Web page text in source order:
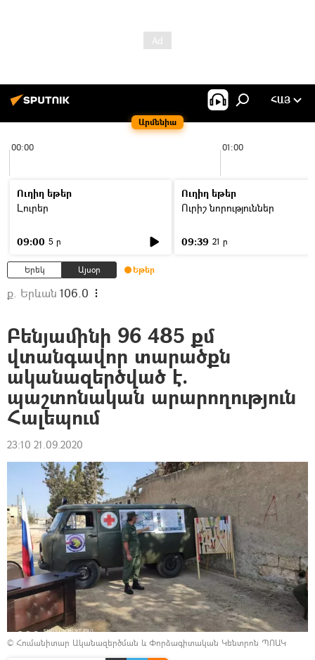
Արմենիա
ՀԱՅ
00:00 01:00
Ուղիղ եթեր
Լուրեր
09:00 5 ր
Ուղիղ եթեր
Ուրիշ նորություններ
09:39 21 ր
Երեկ Այսօր Եթեր
ք. Երևան 106.0
Բենյամինի 96 485 քմ
վտանգավոր տարածքն
ականազերծված է.
պաշտոնական արարողություն
Հալեպում
23:10 21.09.2020
© Հումանիտար Ականազերծման և Փորձագիտական Կենտրոն ՊՈԱԿ